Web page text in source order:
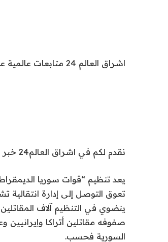
اشراق العالم 24 متابعات عالمية عاجلة:
نقدم لكم في اشراق العالم24 خبر “قوات سوريا الديمقراطية وخياراتها الصعبة بعد سقوط الأسد”
يعد تنظيم “قوات سوريا
تعوق التوصل إلى إدارة انتقالية
ينضوي في التنظيم آلاف
صفوفه مقاتلين أتراكا وإيرانيين
السورية فحسب.